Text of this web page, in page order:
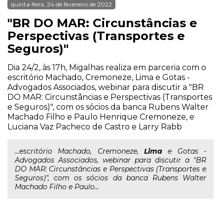
quinta-feira, 24 de fevereiro de 2022
"BR DO MAR: Circunstâncias e
Perspectivas (Transportes e
Seguros)"
Dia 24/2, às 17h, Migalhas realiza em parceria com o
escritório Machado, Cremoneze, Lima e Gotas -
Advogados Associados, webinar para discutir a "BR
DO MAR: Circunstâncias e Perspectivas (Transportes
e Seguros)", com os sócios da banca Rubens Walter
Machado Filho e Paulo Henrique Cremoneze, e
Luciana Vaz Pacheco de Castro e Larry Rabb
...escritório Machado, Cremoneze, Lima e Gotas -
Advogados Associados, webinar para discutir a "BR
DO MAR: Circunstâncias e Perspectivas (Transportes e
Seguros)", com os sócios da banca Rubens Walter
Machado Filho e Paulo...